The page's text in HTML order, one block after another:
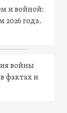
и войной:
2026 года.
войны
фактах и